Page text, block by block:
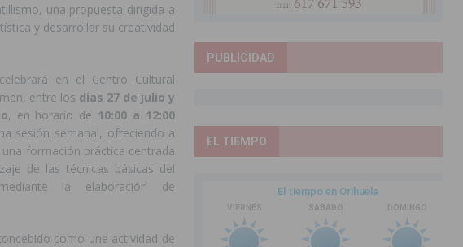
una propuesta dirigida a
y desarrollar su creatividad
en el Centro Cultural
entre los días 27 de julio y
, en horario de 10:00 a 12:00
sesión semanal, ofreciendo a
formación práctica centrada
de las técnicas básicas del
la elaboración de
como una actividad de
PUBLICIDAD
EL TIEMPO